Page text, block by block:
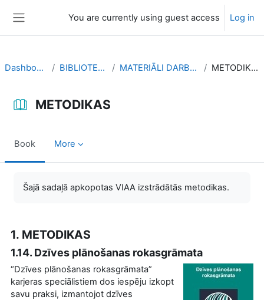
You are currently using guest access Log in
Dashboard BIBLIOTEKA MATERIĀLI DARBAM METODIKAS
METODIKAS
Book More
Šajā sadaļā apkopotas VIAA izstrādātās metodikas.
1. METODIKAS
1.14. Dzīves plānošanas rokasgrāmata
“Dzīves plānošanas rokasgrāmata”
karjeras speciālistiem dos iespēju izkopt
savu praksi, izmantojot dzīves